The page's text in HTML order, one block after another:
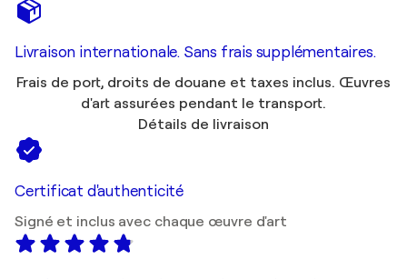
Livraison internationale. Sans frais supplémentaires.
Frais de port, droits de douane et taxes inclus. Œuvres
d'art assurées pendant le transport.
Détails de livraison
Certificat d'authenticité
Signé et inclus avec chaque œuvre d'art